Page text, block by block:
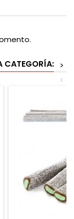
CATEGORÍA: >
<